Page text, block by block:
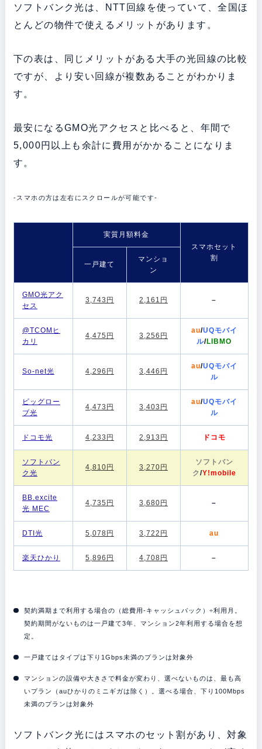
ソフトバンク光は、NTT回線を使っていて、全国ほ
とんどの物件で使えるメリットがあります。
下の表は、同じメリットがある大手の光回線の比較
ですが、より安い回線が複数あることがわかりま
す。
最安になるGMO光アクセスと比べると、年間で
5,000円以上も余計に費用がかかることになりま
す。
-スマホの方は左右にスクロールが可能です-
実質月額料金
スマホセット
割
一戸建て
マンショ
ン
GMO光アク
セス
3,743円 2,161円 –
@TCOMヒ
カリ
4,475円 3,256円
au/UQモバイ
ル/LIBMO
So-net光 4,296円 3,446円
au/UQモバイ
ル
ビッグロー
ブ光
4,473円 3,403円
au/UQモバイ
ル
ドコモ光 4,233円 2,913円 ドコモ
ソフトバン
ク光
4,810円 3,270円
ソフトバン
ク/Y!mobile
BB.excite
光 MEC
4,735円 3,680円 –
DTI光 5,078円 3,722円 au
楽天ひかり 5,896円 4,708円 –
契約満期まで利用する場合の（総費用-キャッシュバック）÷利用月。
契約期間がないものは一戸建て3年、マンション2年利用する場合を想
定。
一戸建てはタイプは下り1Gbps未満のプランは対象外
マンションの設備や大きさで料金が変わり、選べないものは、最も高
いプラン（auひかりのミニギガは除く）。選べる場合、下り100Mbps
未満のプランは対象外
ソフトバンク光にはスマホのセット割があり、対象